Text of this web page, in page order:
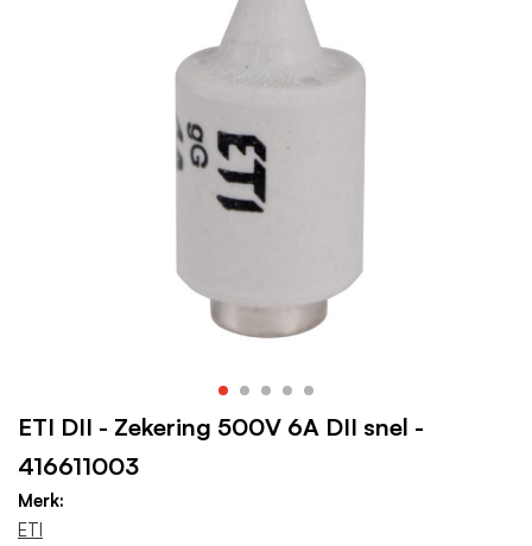
ETI DII - Zekering 500V 6A DII snel -
416611003
Merk:
ETI